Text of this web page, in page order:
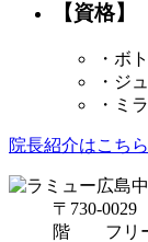
【資格】
・ボ
・ジ
・ミ
院長紹介はこちら
〒730-
階 フリー